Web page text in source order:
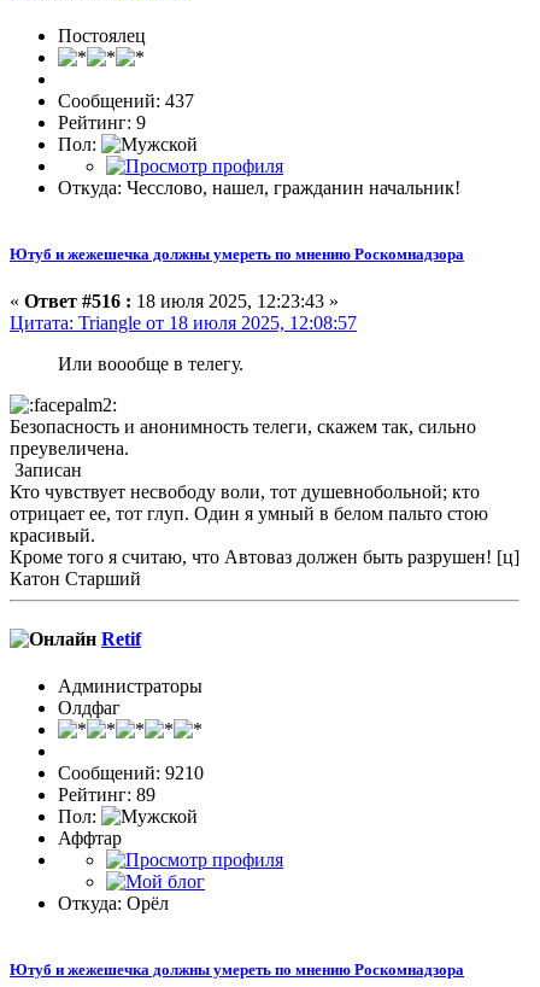
Постоялец
Сообщений: 437
Рейтинг: 9
Пол:
Откуда: Чесслово, нашел, гражданин начальник!
Ютуб и жежешечка должны умереть по мнению Роскомнадзора
« Ответ #516 : 18 июля 2025, 12:23:43 »
Цитата: Triangle от 18 июля 2025, 12:08:57
Или воообще в телегу.
Безопасность и анонимность телеги, скажем так, сильно
преувеличена.
Записан
Кто чувствует несвободу воли, тот душевнобольной; кто
отрицает ее, тот глуп. Один я умный в белом пальто стою
красивый.
Кроме того я считаю, что Автоваз должен быть разрушен! [ц]
Катон Старший
Retif
Администраторы
Олдфаг
Сообщений: 9210
Рейтинг: 89
Пол:
Аффтар
Откуда: Орёл
Ютуб и жежешечка должны умереть по мнению Роскомнадзора